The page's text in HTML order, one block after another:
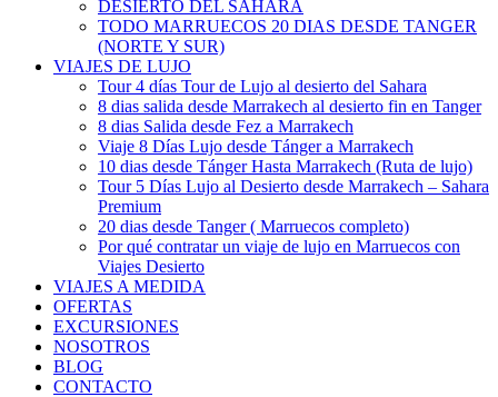
DESIERTO DEL SAHARA
TODO MARRUECOS 20 DIAS DESDE TANGER
(NORTE Y SUR)
VIAJES DE LUJO
Tour 4 días Tour de Lujo al desierto del Sahara
8 dias salida desde Marrakech al desierto fin en Tanger
8 dias Salida desde Fez a Marrakech
Viaje 8 Días Lujo desde Tánger a Marrakech
10 dias desde Tánger Hasta Marrakech (Ruta de lujo)
Tour 5 Días Lujo al Desierto desde Marrakech – Sahara
Premium
20 dias desde Tanger ( Marruecos completo)
Por qué contratar un viaje de lujo en Marruecos con
Viajes Desierto
VIAJES A MEDIDA
OFERTAS
EXCURSIONES
NOSOTROS
BLOG
CONTACTO